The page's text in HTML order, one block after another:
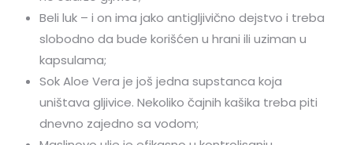
Beli luk – i on ima jako antigljivično dejstvo i treba
slobodno da bude korišćen u hrani ili uziman u
kapsulama;
Sok Aloe Vera je još jedna supstanca koja
uništava gljivice. Nekoliko čajnih kašika treba piti
dnevno zajedno sa vodom;